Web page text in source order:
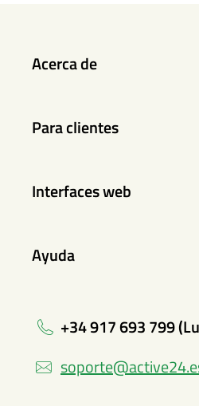
Acerca de
Para clientes
Interfaces web
Ayuda
+34 917 693 799